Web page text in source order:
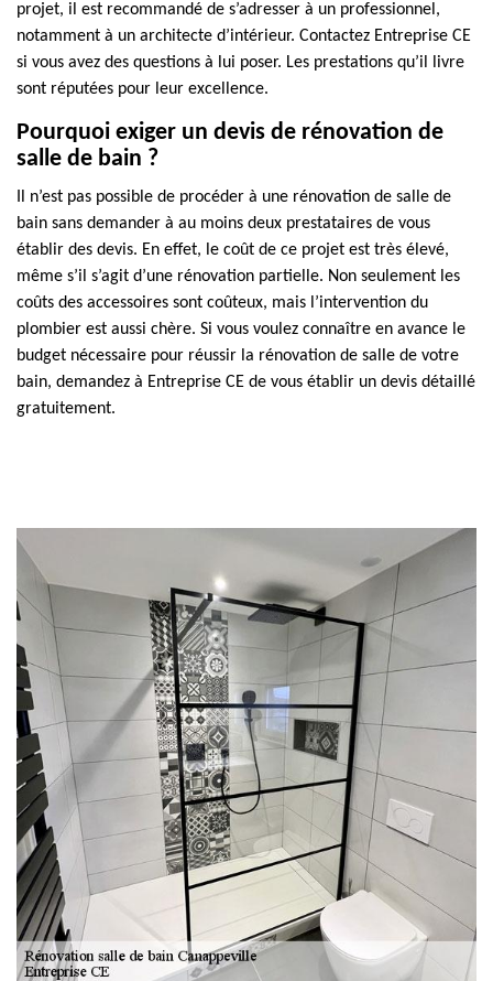
projet, il est recommandé de s’adresser à un professionnel,
notamment à un architecte d’intérieur. Contactez Entreprise CE
si vous avez des questions à lui poser. Les prestations qu’il livre
sont réputées pour leur excellence.
Pourquoi exiger un devis de rénovation de
salle de bain ?
Il n’est pas possible de procéder à une rénovation de salle de
bain sans demander à au moins deux prestataires de vous
établir des devis. En effet, le coût de ce projet est très élevé,
même s’il s’agit d’une rénovation partielle. Non seulement les
coûts des accessoires sont coûteux, mais l’intervention du
plombier est aussi chère. Si vous voulez connaître en avance le
budget nécessaire pour réussir la rénovation de salle de votre
bain, demandez à Entreprise CE de vous établir un devis détaillé
gratuitement.